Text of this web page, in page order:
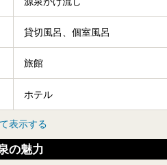
貸切風呂、個室風呂
旅館
ホテル
表示する
の魅力